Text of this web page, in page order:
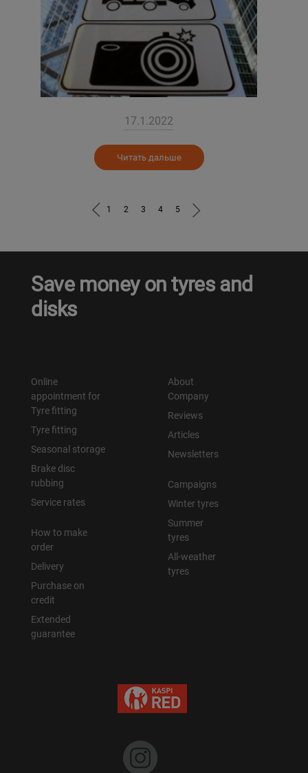
17.1.2022
Читать дальше
1 2 3 4 5
Save money on tyres and
disks
Online
appointment for
Tyre fitting
Tyre fitting
Seasonal storage
Brake disc
rubbing
Service rates
How to make
order
Delivery
Purchase on
credit
Extended
guarantee
About
Company
Reviews
Articles
Newsletters
Campaigns
Winter tyres
Summer
tyres
All-weather
tyres